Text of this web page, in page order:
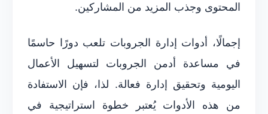
المحتوى وجذب المزيد من المشاركين.
إجمالًا، أدوات إدارة الجروبات تلعب دورًا حاسمًا
في مساعدة أدمن الجروبات لتسهيل الأعمال
اليومية وتحقيق إدارة فعالة. لذا، فإن الاستفادة
من هذه الأدوات يُعتبر خطوة استراتيجية في